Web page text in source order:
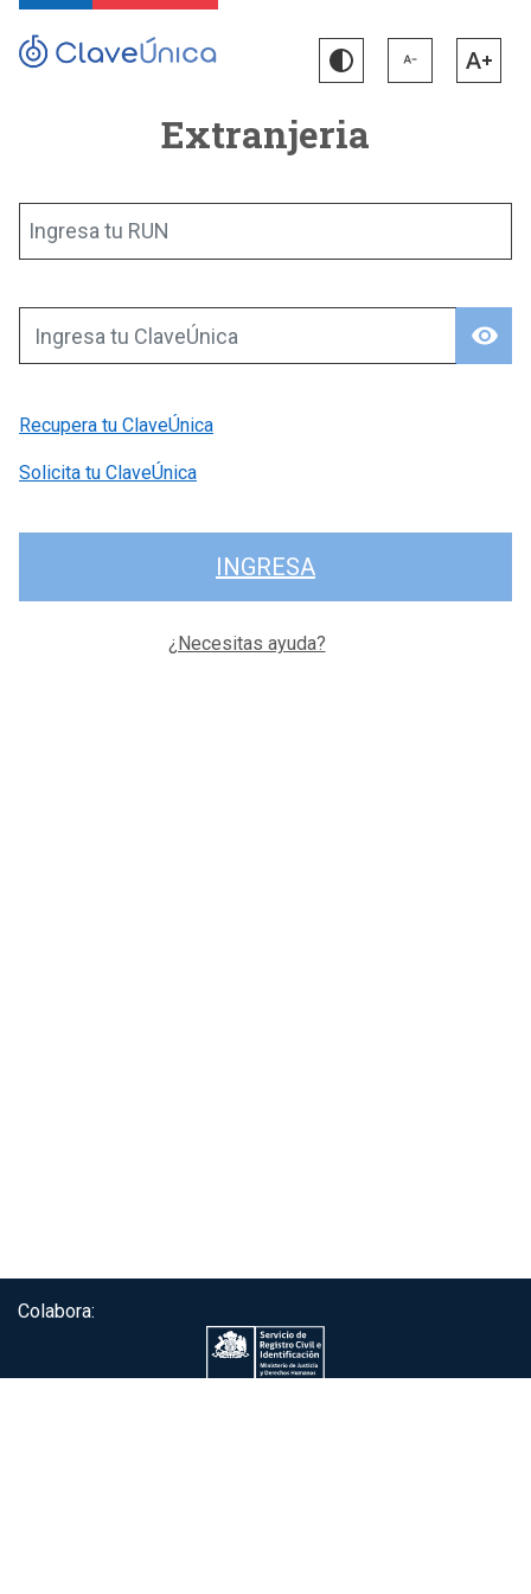
Extranjeria
Ingresa tu RUN
visibility
Ingresa tu ClaveÚnica
Recupera tu ClaveÚnica
Solicita tu ClaveÚnica
INGRESA
¿Necesitas ayuda?
Colabora: